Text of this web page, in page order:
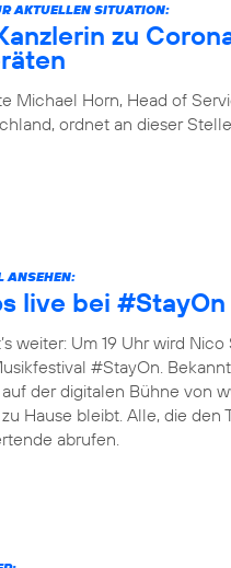
AKTUELLEN SITUATION:
zu
Michael Horn, Head of
ordnet an dieser
ANSEHEN:
live bei #StayOn
weiter: Um 19 Uhr wird
#StayOn.
der digitalen Bühne von
Hause bleibt. Alle, die den
abrufen.